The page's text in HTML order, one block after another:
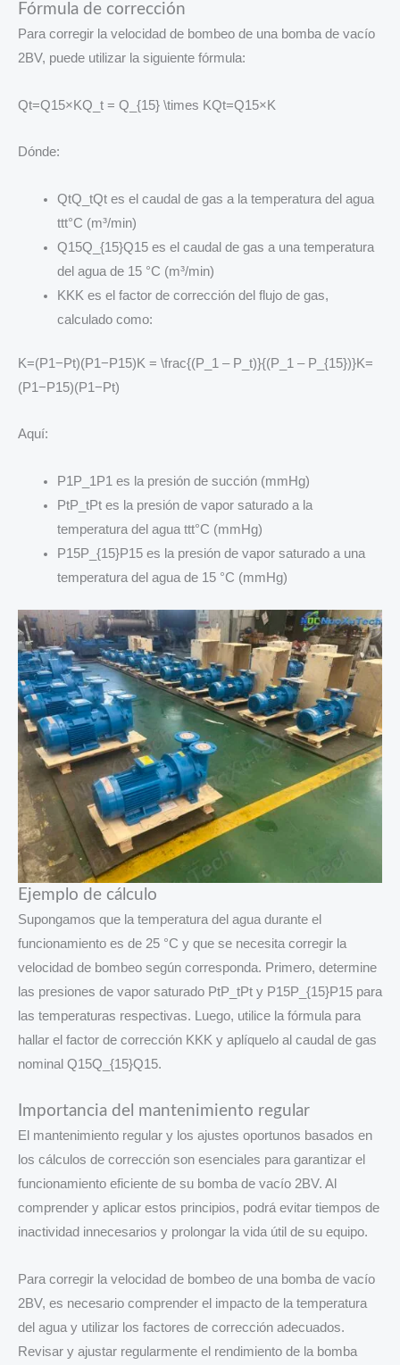
Fórmula de corrección
Para corregir la velocidad de bombeo de una bomba de vacío
2BV, puede utilizar la siguiente fórmula:
Qt=Q15×KQ_t = Q_{15} \times KQt​=Q15​×K
Dónde:
QtQ_tQt​ es el caudal de gas a la temperatura del agua
ttt°C (m³/min)
Q15Q_{15}Q15​ es el caudal de gas a una temperatura
del agua de 15 °C (m³/min)
KKK es el factor de corrección del flujo de gas,
calculado como:
K=(P1−Pt)(P1−P15)K = \frac{(P_1 – P_t)}{(P_1 – P_{15})}K=
(P1​−P15​)(P1​−Pt​)​
Aquí:
P1P_1P1​ es la presión de succión (mmHg)
PtP_tPt​ es la presión de vapor saturado a la
temperatura del agua ttt°C (mmHg)
P15P_{15}P15​ es la presión de vapor saturado a una
temperatura del agua de 15 °C (mmHg)
Ejemplo de cálculo
Supongamos que la temperatura del agua durante el
funcionamiento es de 25 °C y que se necesita corregir la
velocidad de bombeo según corresponda. Primero, determine
las presiones de vapor saturado PtP_tPt​ y P15P_{15}P15​ para
las temperaturas respectivas. Luego, utilice la fórmula para
hallar el factor de corrección KKK y aplíquelo al caudal de gas
nominal Q15Q_{15}Q15​.
Importancia del mantenimiento regular
El mantenimiento regular y los ajustes oportunos basados en
los cálculos de corrección son esenciales para garantizar el
funcionamiento eficiente de su bomba de vacío 2BV. Al
comprender y aplicar estos principios, podrá evitar tiempos de
inactividad innecesarios y prolongar la vida útil de su equipo.
Para corregir la velocidad de bombeo de una bomba de vacío
2BV, es necesario comprender el impacto de la temperatura
del agua y utilizar los factores de corrección adecuados.
Revisar y ajustar regularmente el rendimiento de la bomba